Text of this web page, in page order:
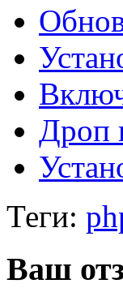
Дроп
Теги:
Ваш